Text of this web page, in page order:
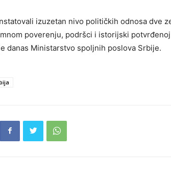
izuzetan nivo političkih odnosa dve
poverenju, podršci i istorijski
danas Ministarstvo spoljnih poslova Srbije.